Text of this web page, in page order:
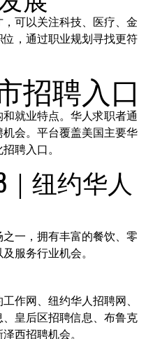
可以关注科技、医疗、金
，通过职业规划寻找更符
招聘入口
就业特点。华人求职者通
会。平台覆盖美国主要华
聘入口。
纽约华人
一，拥有丰富的餐饮、零
服务行业机会。
作网、纽约华人招聘网、
皇后区招聘信息、布鲁克
西招聘机会。